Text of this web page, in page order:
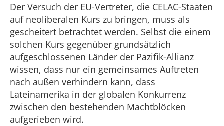
Der Versuch der EU-Vertreter, die CELAC-Staaten
auf neoliberalen Kurs zu bringen, muss als
gescheitert betrachtet werden. Selbst die einem
solchen Kurs gegenüber grundsätzlich
aufgeschlossenen Länder der Pazifik-Allianz
wissen, dass nur ein gemeinsames Auftreten
nach außen verhindern kann, dass
Lateinamerika in der globalen Konkurrenz
zwischen den bestehenden Machtblöcken
aufgerieben wird.